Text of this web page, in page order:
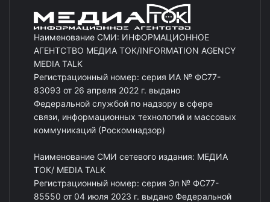
Наименование СМИ: ИНФОРМАЦИОННОЕ
АГЕНТСТВО МЕДИА ТОК/INFORMATION AGENCY
MEDIA TALK
Регистрационный номер: серия ИА № ФС77-
83093 от 26 апреля 2022 г. выдано
Федеральной службой по надзору в сфере
связи, информационных технологий и массовых
коммуникаций (Роскомнадзор)
Наименование СМИ сетевого издания: МЕДИА
ТОК/ MEDIA TALK
Регистрационный номер: серия Эл № ФС77-
85550 от 04 июля 2023 г. выдано Федеральной